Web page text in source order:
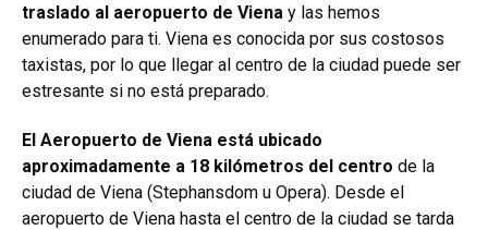
traslado al aeropuerto de Viena y las hemos
enumerado para ti. Viena es conocida por sus costosos
taxistas, por lo que llegar al centro de la ciudad puede ser
estresante si no está preparado.
El Aeropuerto de Viena está ubicado
aproximadamente a 18 kilómetros del centro de la
ciudad de Viena (Stephansdom u Opera). Desde el
aeropuerto de Viena hasta el centro de la ciudad se tarda